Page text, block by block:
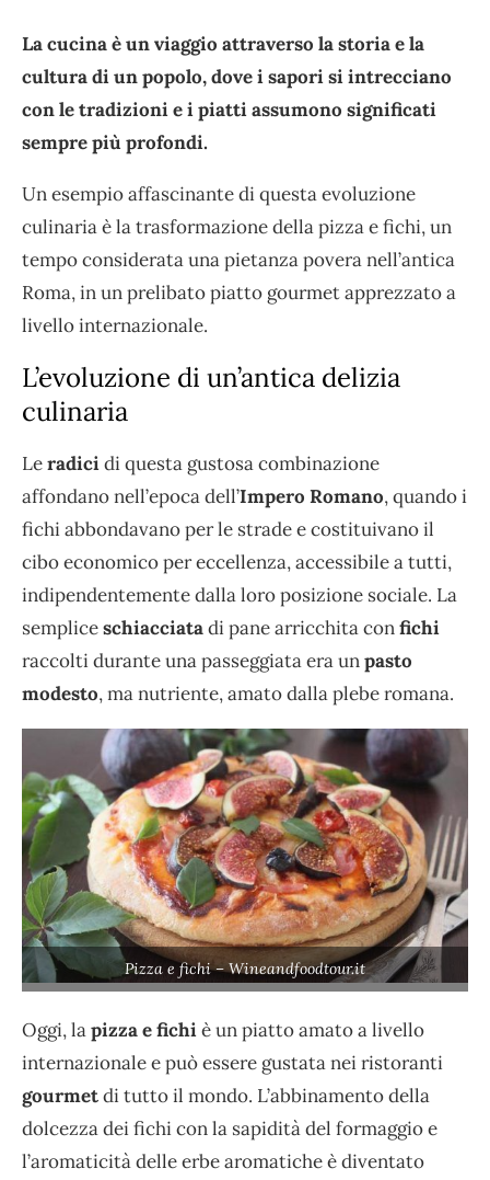
La cucina è un viaggio attraverso la storia e la
cultura di un popolo, dove i sapori si intrecciano
con le tradizioni e i piatti assumono significati
sempre più profondi.
Un esempio affascinante di questa evoluzione
culinaria è la trasformazione della pizza e fichi, un
tempo considerata una pietanza povera nell’antica
Roma, in un prelibato piatto gourmet apprezzato a
livello internazionale.
L’evoluzione di un’antica delizia
culinaria
Leradicidi questa gustosa combinazione
affondano nell’epoca dell’Impero Romano, quando i
fichi abbondavano per le strade e costituivano il
cibo economico per eccellenza, accessibile a tutti,
indipendentemente dalla loro posizione sociale. La
sempliceschiacciatadi pane arricchita confichi
raccolti durante una passeggiata era unpasto
modesto, ma nutriente, amato dalla plebe romana.
Pizza e fichi – Wineandfoodtour.it
Oggi, lapizza e fichiè un piatto amato a livello
internazionale e può essere gustata nei ristoranti
gourmetdi tutto il mondo. L’abbinamento della
dolcezza dei fichi con la sapidità del formaggio e
l’aromaticità delle erbe aromatiche è diventato